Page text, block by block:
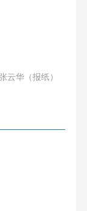
云华（报纸）